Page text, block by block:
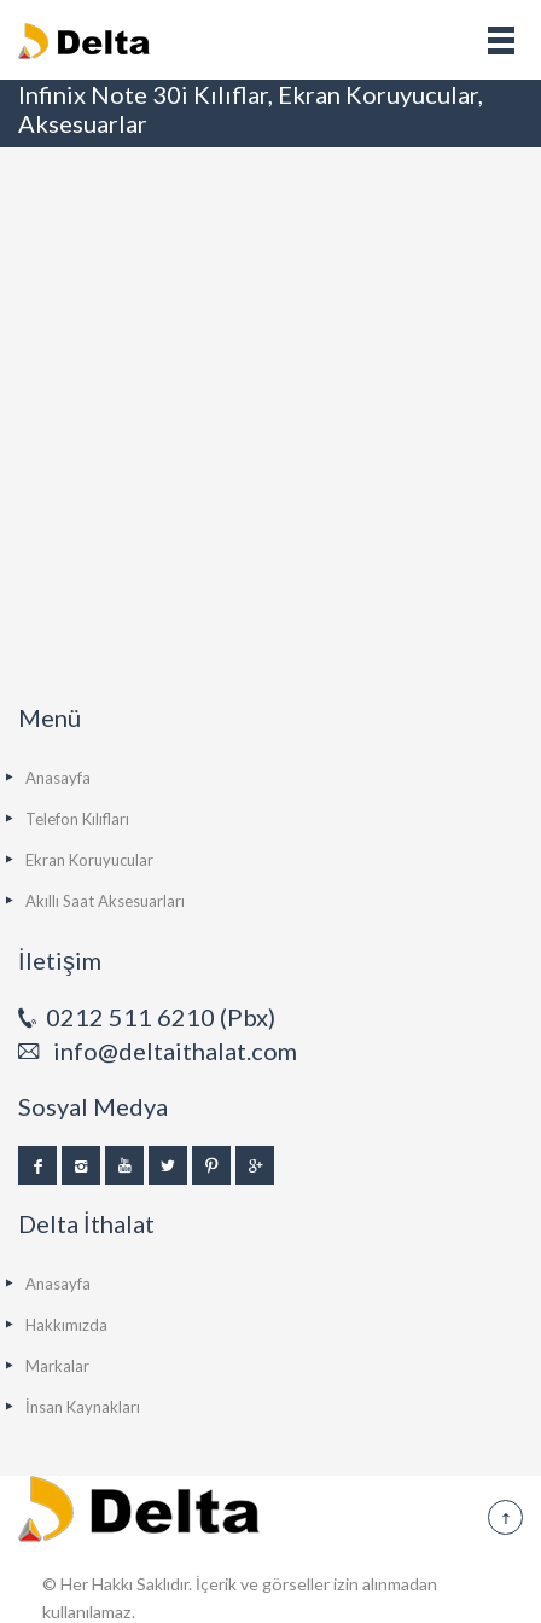
Infinix Note 30i Kılıflar, Ekran Koruyucular,
Aksesuarlar
Menü
Anasayfa
Telefon Kılıfları
Ekran Koruyucular
Akıllı Saat Aksesuarları
İletişim
0212 511 6210 (Pbx)
info@deltaithalat.com
Sosyal Medya
Delta İthalat
Anasayfa
Hakkımızda
Markalar
İnsan Kaynakları
© Her Hakkı Saklıdır. İçerik ve görseller izin alınmadan
kullanılamaz.